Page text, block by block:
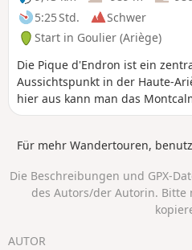
5:25 Std.
Schwer
Start in Goulier (Ariège)
Die Pique d'Endron ist ein
Aussichtspunkt in der Haute-
hier aus kann man das
und das Bassiès-Massiv mit
beobachten und zwei große
Insel und Izourt. Der Blick nach
reicht sehr weit. Die Tour ist
aber mit 1000 Höhenmetern,
schwindelerregenden
Für mehr Wandertouren,
Die Beschreibungen und GPX-
des Autors/der Autorin.
AUTOR